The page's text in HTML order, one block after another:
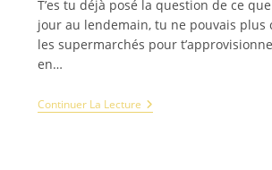
T’es tu déjà posé la question de ce
jour au lendemain, tu ne pouvais plus
les supermarchés pour
en…
Continuer La Lecture